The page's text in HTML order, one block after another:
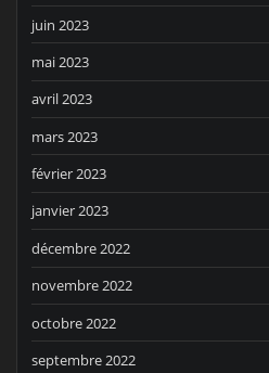
juin 2023
mai 2023
avril 2023
mars 2023
février 2023
janvier 2023
décembre 2022
novembre 2022
octobre 2022
septembre 2022